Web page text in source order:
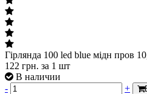
Гірлянда 100 led blue мідн пров
122 грн. за 1 шт
В наличии
-
+